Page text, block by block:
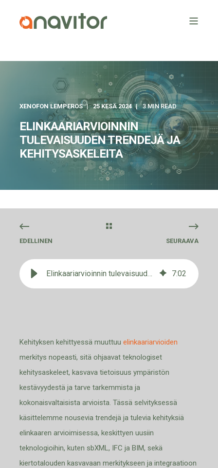
XENOFON LEMPEROS 25 KESÄ 2024 3 MIN READ
ELINKAARIARVIOINNIN
TULEVAISUUDEN TRENDEJÄ JA
KEHITYSASKELEITA
EDELLINEN SEURAAVA
Elinkaariarvioinnin tulevaisuuden trendejä ja kehitysaskeleita 7:02
Kehityksen kehittyessä muuttuu elinkaariarvioiden
merkitys nopeasti, sitä ohjaavat teknologiset
kehitysaskeleet, kasvava tietoisuus ympäristön
kestävyydestä ja tarve tarkemmista ja
kokonaisvaltaisista arvioista. Tässä selvityksessä
käsittelemme nousevia trendejä ja tulevia kehityksiä
elinkaaren arvioimisessa, keskittyen uusiin
teknologioihin, kuten sbXML, IFC ja BIM, sekä
kiertotalouden kasvavaan merkitykseen ja integraatioon